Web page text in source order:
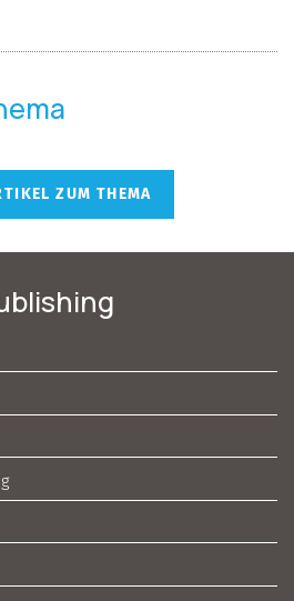
ZUM THEMA